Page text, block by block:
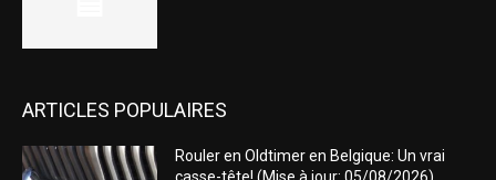
ARTICLES POPULAIRES
Rouler en Oldtimer en Belgique: Un vrai